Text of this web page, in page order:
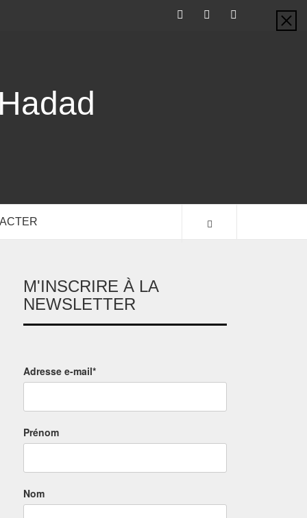
M'INSCRIRE À LA
NEWSLETTER
Adresse e-mail*
Prénom
Nom